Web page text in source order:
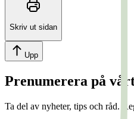
Skriv ut sidan
Upp
Prenumerera på
Ta del av nyheter, tips och råd.